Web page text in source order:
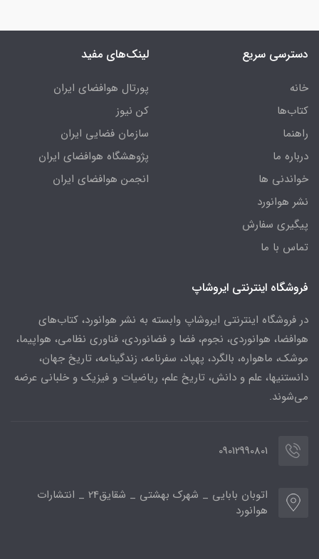
دسترسی سریع
خانه
کتاب‌ها
راهنما
درباره ما
خواندنی ها
نشر هوانورد
پیگیری سفارش
تماس با ما
لینک‌های مفید
پورتال هوافضای ایران
کن نیوز
سازمان فضایی ایران
پژوهشگاه هوافضای ایران
انجمن هوافضای ایران
فروشگاه اینترنتی ایروشاپ
در فروشگاه اینترنتی ایروشاپ وابسته به نشر هوانورد، کتاب‌های
هوافضا، هوانوردی، نجوم، فضا و فضانوردی، فناوری نظامی، هواپیما،
موشک، ماهواره، بالگرد، پهپاد، سفرنامه، زندگینامه، تاریخ جهان،
دانستنیها، علم و دانش، تاریخ علم، ریاضیات و فیزیک و خلبانی عرضه
می‌شوند.
09012990801
اتوبان بابایی _ شهرک بهشتی _ شقایق24 _ انتشارات
هوانورد